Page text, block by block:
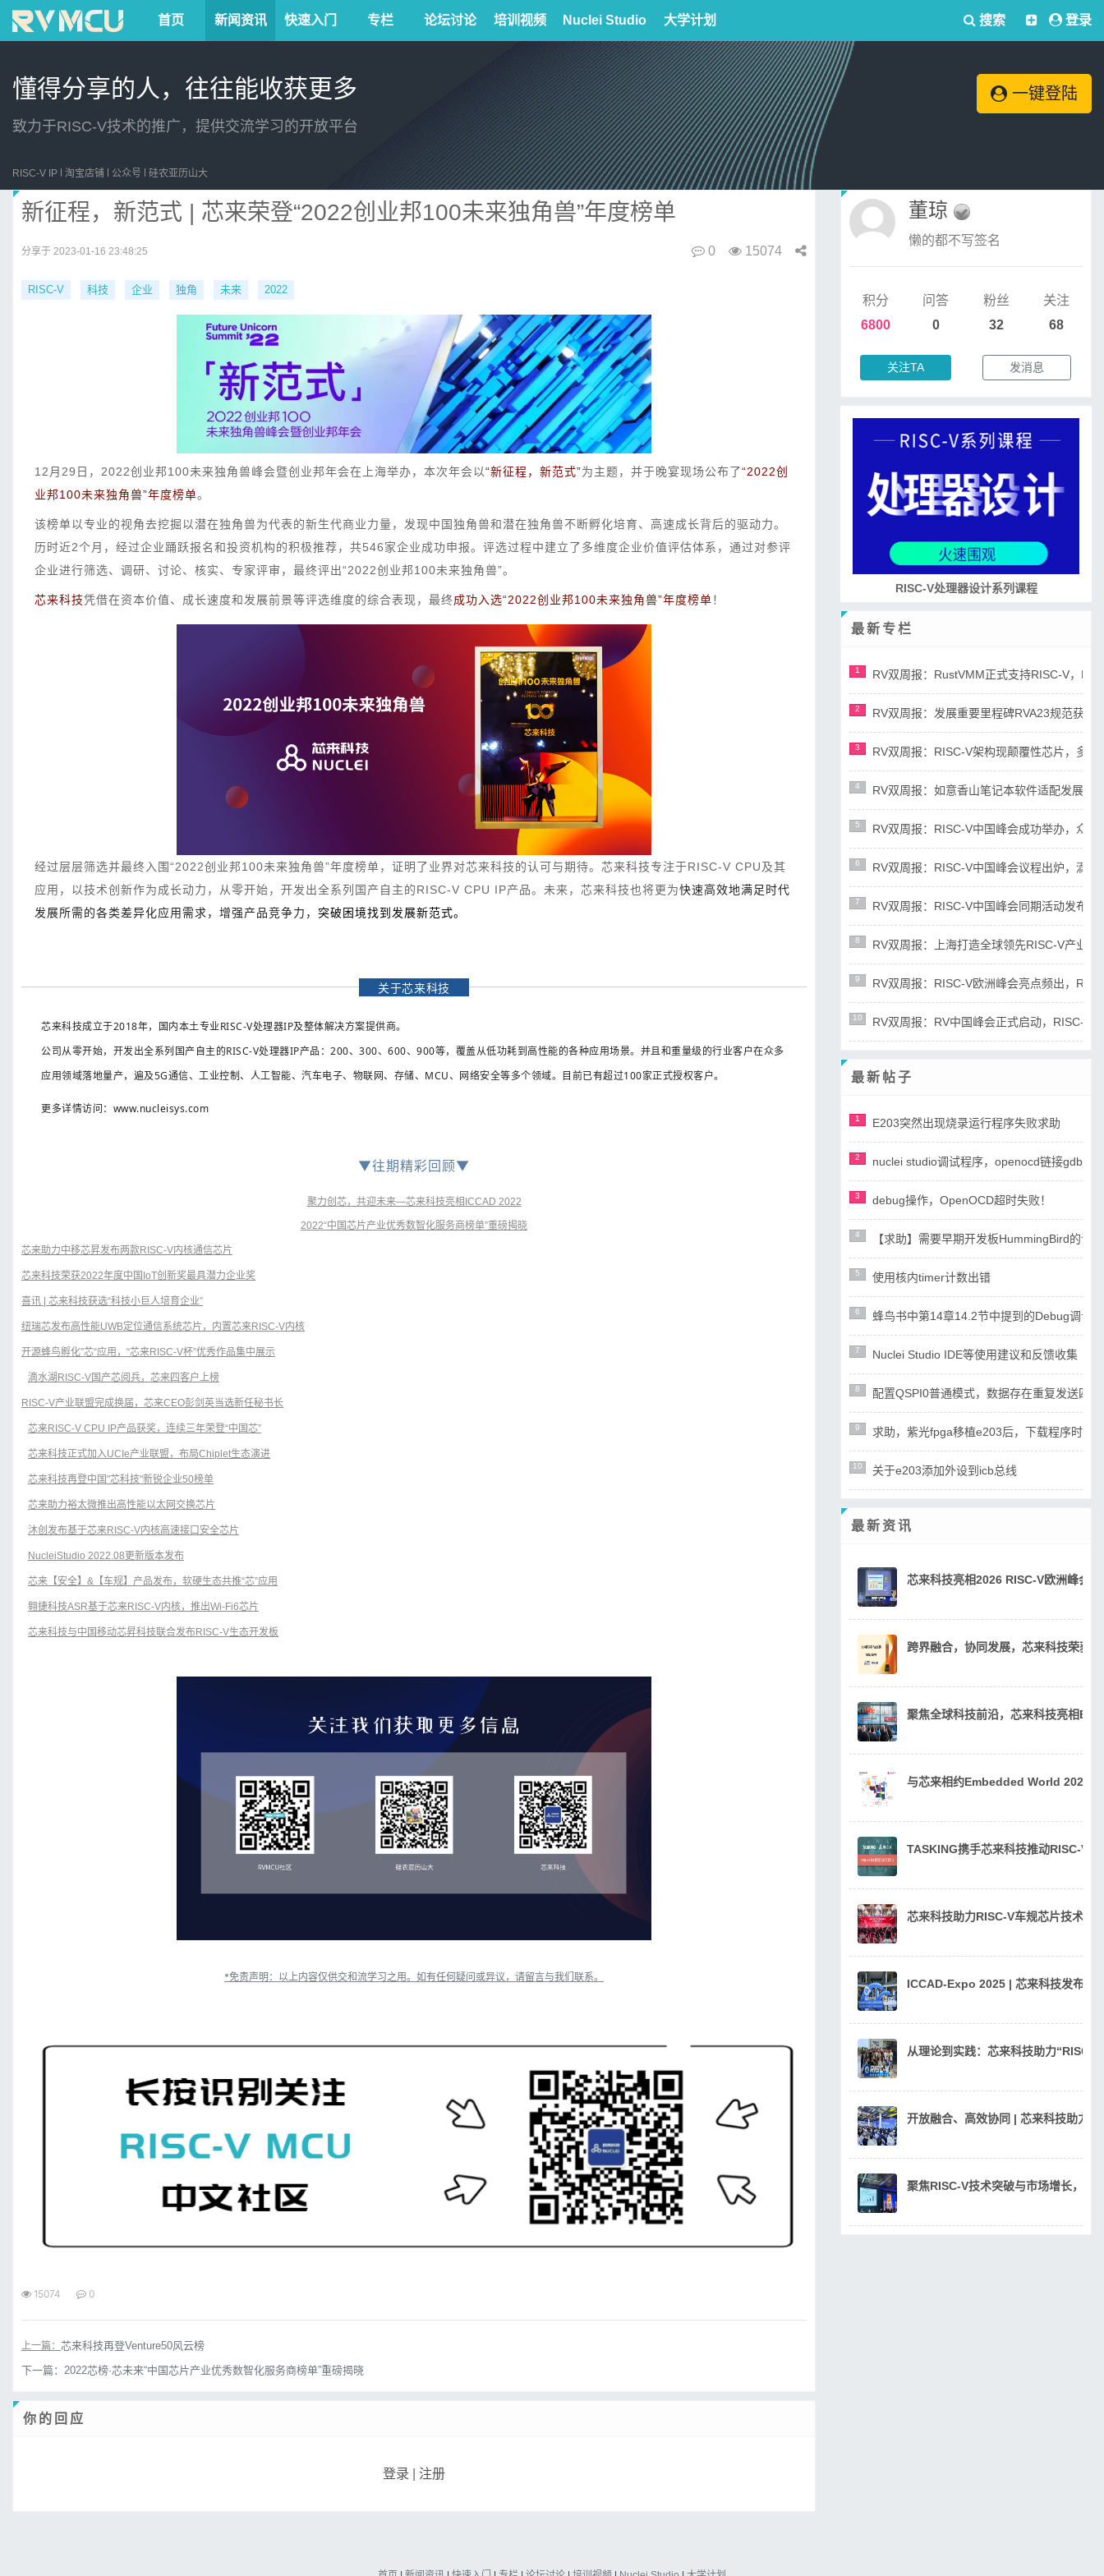
首页 新闻资讯 快速入门 专栏 论坛讨论 培训视频 Nuclei Studio 大学计划 搜索 登录
懂得分享的人，往往能收获更多
致力于RISC-V技术的推广，提供交流学习的开放平台
一键登陆
RISC-V IP 淘宝店铺 公众号 硅农亚历山大
新征程，新范式 | 芯来荣登“2022创业邦100未来独角兽”年度榜单
分享于 2023-01-16 23:48:25 0 15074
RISC-V 科技 企业 独角 未来 2022
12月29日，2022创业邦100未来独角兽峰会暨创业邦年会在上海举办，本次年会以“新征程，新范式”为主题，并于晚宴现场公布了“2022创
业邦100未来独角兽”年度榜单。
该榜单以专业的视角去挖掘以潜在独角兽为代表的新生代商业力量，发现中国独角兽和潜在独角兽不断孵化培育、高速成长背后的驱动力。
历时近2个月，经过企业踊跃报名和投资机构的积极推荐，共546家企业成功申报。评选过程中建立了多维度企业价值评估体系，通过对参评
企业进行筛选、调研、讨论、核实、专家评审，最终评出“2022创业邦100未来独角兽”。
芯来科技凭借在资本价值、成长速度和发展前景等评选维度的综合表现，最终成功入选“2022创业邦100未来独角兽”年度榜单！
经过层层筛选并最终入围“2022创业邦100未来独角兽”年度榜单，证明了业界对芯来科技的认可与期待。芯来科技专注于RISC-V CPU及其
应用，以技术创新作为成长动力，从零开始，开发出全系列国产自主的RISC-V CPU IP产品。未来，芯来科技也将更为快速高效地满足时代
发展所需的各类差异化应用需求，增强产品竞争力， 突破困境找到发展新范式。
关于芯来科技
芯来科技成立于2018年，国内本土专业RISC-V处理器IP及整体解决方案提供商。
公司从零开始，开发出全系列国产自主的RISC-V处理器IP产品：200、300、600、900等，覆盖从低功耗到高性能的各种应用场景。并且和重量级的行业客户在众多
应用领域落地量产，遍及5G通信、工业控制、人工智能、汽车电子、物联网、存储、MCU、网络安全等多个领域。目前已有超过100家正式授权客户。
更多详情访问： www.nucleisys.com
▼往期精彩回顾▼
聚力创芯，共迎未来—芯来科技亮相ICCAD 2022
2022“中国芯片产业优秀数智化服务商榜单”重磅揭晓
芯来助力中移芯昇发布两款RISC-V内核通信芯片
芯来科技荣获2022年度中国IoT创新奖最具潜力企业奖
喜讯 | 芯来科技获选“科技小巨人培育企业”
纽瑞芯发布高性能UWB定位通信系统芯片，内置芯来RISC-V内核
开源蜂鸟孵化”芯“应用，“芯来RISC-V杯”优秀作品集中展示
滴水湖RISC-V国产芯阅兵，芯来四客户上榜
RISC-V产业联盟完成换届，芯来CEO彭剑英当选新任秘书长
芯来RISC-V CPU IP产品获奖，连续三年荣登“中国芯”
芯来科技正式加入UCIe产业联盟，布局Chiplet生态演进
芯来科技再登中国"芯科技"新锐企业50榜单
芯来助力裕太微推出高性能以太网交换芯片
沐创发布基于芯来RISC-V内核高速接口安全芯片
NucleiStudio 2022.08更新版本发布
芯来【安全】&【车规】产品发布，软硬生态共推“芯”应用
翱捷科技ASR基于芯来RISC-V内核，推出Wi-Fi6芯片
芯来科技与中国移动芯昇科技联合发布RISC-V生态开发板
*免责声明：以上内容仅供交和流学习之用。如有任何疑问或异议，请留言与我们联系。
15074 0
上一篇： 芯来科技再登Venture50风云榜
下一篇： 2022芯榜·芯未来“中国芯片产业优秀数智化服务商榜单”重磅揭晓
你的回应
登录 注册
董琼
懒的都不写签名
积分
6800
问答
0
粉丝
32
关注
68
关注TA 发消息
RISC-V处理器设计系列课程
最新专栏
1 RV双周报：RustVMM正式支持RISC-V，
2 RV双周报：发展重要里程碑RVA23规范获
3 RV双周报：RISC-V架构现颠覆性芯片，多
4 RV双周报：如意香山笔记本软件适配发展
5 RV双周报：RISC-V中国峰会成功举办，众
6 RV双周报：RISC-V中国峰会议程出炉，滴
7 RV双周报：RISC-V中国峰会同期活动发布
8 RV双周报：上海打造全球领先RISC-V产业
9 RV双周报：RISC-V欧洲峰会亮点频出，
10 RV双周报：RV中国峰会正式启动，RISC-V
最新帖子
1 E203突然出现烧录运行程序失败求助
2 nuclei studio调试程序，openocd链接gdb失
3 debug操作，OpenOCD超时失败！
4 【求助】需要早期开发板HummingBird的详
5 使用核内timer计数出错
6 蜂鸟书中第14章14.2节中提到的Debug调试
7 Nuclei Studio IDE等使用建议和反馈收集
8 配置QSPI0普通模式，数据存在重复发送四
9 求助，紫光fpga移植e203后，下载程序时
10 关于e203添加外设到icb总线
最新资讯
芯来科技亮相2026 RISC-V欧洲峰会
跨界融合，协同发展，芯来科技荣获
聚焦全球科技前沿，芯来科技亮相
与芯来相约Embedded World 2026，
TASKING携手芯来科技推动RISC-V汽
芯来科技助力RISC-V车规芯片技术与
ICCAD-Expo 2025 | 芯来科技发布
从理论到实践：芯来科技助力“RISC-
开放融合、高效协同 | 芯来科技助力
聚焦RISC-V技术突破与市场增长，芯